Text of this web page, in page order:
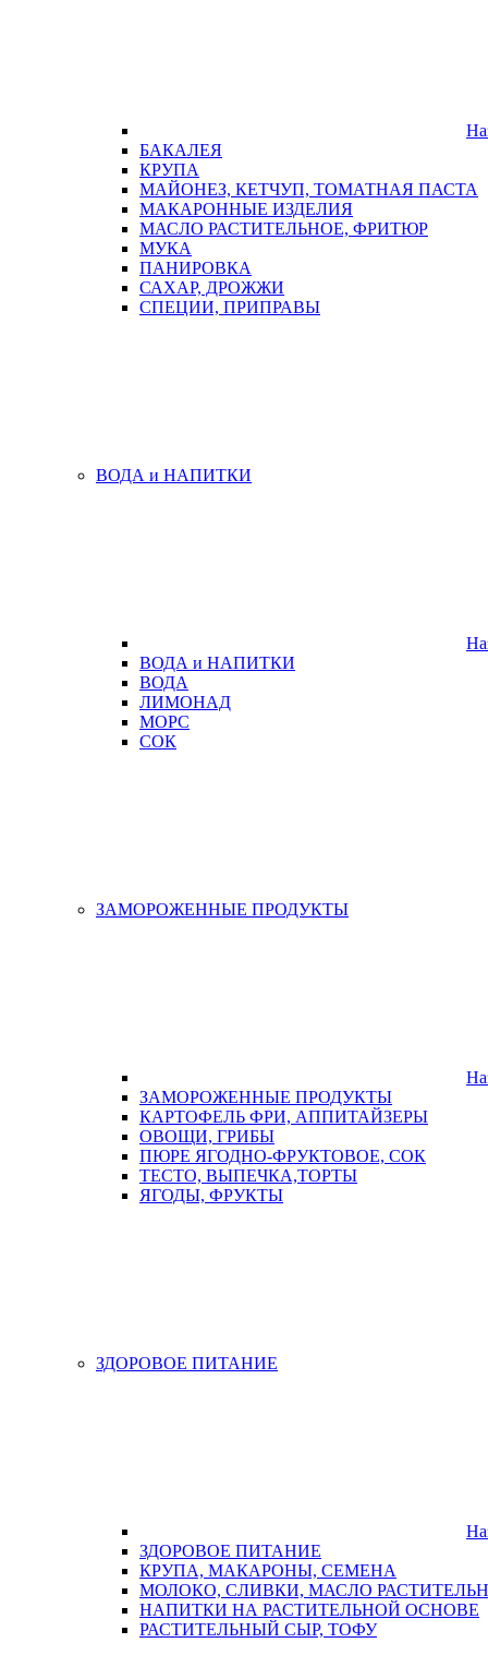
БАКАЛЕЯ
КРУПА
МАЙОНЕЗ, КЕТЧУП, ТОМАТНАЯ ПАСТА
МАКАРОННЫЕ ИЗДЕЛИЯ
МАСЛО РАСТИТЕЛЬНОЕ, ФРИТЮР
МУКА
ПАНИРОВКА
САХАР, ДРОЖЖИ
СПЕЦИИ, ПРИПРАВЫ
ВОДА и НАПИТКИ
ВОДА и НАПИТКИ
ВОДА
ЛИМОНАД
МОРС
СОК
ЗАМОРОЖЕННЫЕ ПРОДУКТЫ
ЗАМОРОЖЕННЫЕ ПРОДУКТЫ
КАРТОФЕЛЬ ФРИ, АППИТАЙЗЕРЫ
ОВОЩИ, ГРИБЫ
ПЮРЕ ЯГОДНО-ФРУКТОВОЕ, СОК
ТЕСТО, ВЫПЕЧКА,ТОРТЫ
ЯГОДЫ, ФРУКТЫ
ЗДОРОВОЕ ПИТАНИЕ
ЗДОРОВОЕ ПИТАНИЕ
КРУПА, МАКАРОНЫ, СЕМЕНА
МОЛОКО, СЛИВКИ, МАСЛО
НАПИТКИ НА РАСТИТЕЛЬНОЙ ОСНОВЕ
РАСТИТЕЛЬНЫЙ СЫР, ТОФУ